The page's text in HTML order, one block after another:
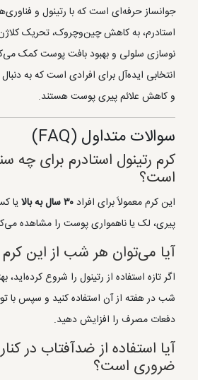
جوانساز حرفه‌ای است که با رتینول و
استادرم، به کاهش چین‌وچروک، تحریک
نوسازی سلولی و بهبود بافت پوست کمک
انتخابی ایده‌آل برای افرادی است که به
و کاهش علائم پیری پوست هستند.
سوالات متداول (FAQ)
کرم رتینول استادرم برای چه
است؟
این کرم معمولاً برای افراد۳۰ سال به بالا
یا
پیری، لک یا ناهمواری پوست را مشاهده
آیا می‌توان هر شب از این کرم
شب در هفته از آن استفاده کنید و سپس با
دفعات مصرف را افزایش دهید.
آیا استفاده از ضدآفتاب در
ضروری است؟